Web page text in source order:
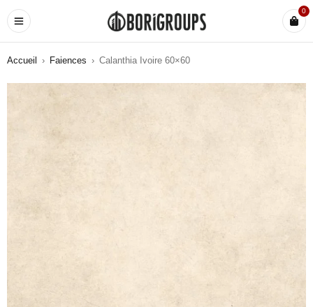
0
Accueil › Faiences › Calanthia Ivoire 60×60